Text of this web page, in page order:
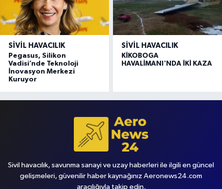
SIVIL HAVACILIK
Pegasus, Silikon
Vadisi’nde Teknoloji
İnovasyon Merkezi
Kuruyor
SIVIL HAVACILIK
KİKOBOGA
HAVALİMANI'NDA İKİ KAZA
Sivil havacılık, savunma sanayi ve uzay haberleri ile ilgili en güncel
gelişmeleri, güvenilir haber kaynağınız Aeronews24.com
aracılığıyla takip edin.